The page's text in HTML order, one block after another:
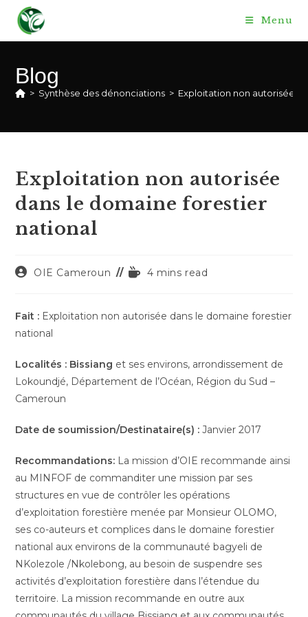
content
Menu
Blog
> Synthèse des dénonciations > Exploitation non autorisée
Exploitation non autorisée
dans le domaine forestier
national
Auteur/autrice
publication :
OIE Cameroun
Temps4 mins read
Fait : Exploitation non autorisée dans le domaine forestier
national
Localités : Bissiang et ses environs, arrondissement de
Lokoundjé, Département de l’Océan, Région du Sud –
Cameroun
Date de soumission/Destinataire(s) : Janvier 2017
Recommandations: La mission d’OIE recommande ainsi
au MINFOF de commanditer une mission par ses
structures en vue de contrôler les opérations
d’exploitation forestière menée par Monsieur OLOMO,
ses co-auteurs et complices dans le domaine forestier
national aux environs de la communauté bagyeli de
NKolezole /Nkolebong, au besoin de suspendre ses
activités d’exploitation forestière dans l’étendue du
territoire. La mission recommande en outre aux